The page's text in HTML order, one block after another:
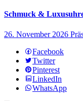
Schmuck &
26. November 2026
Facebook
Twitter
Pinterest
LinkedIn
WhatsApp